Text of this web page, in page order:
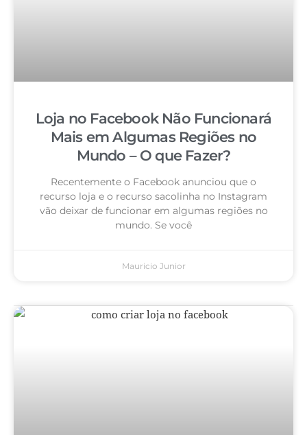
Loja no Facebook Não Funcionará
Mais em Algumas Regiões no
Mundo – O que Fazer?
Recentemente o Facebook anunciou que o
recurso loja e o recurso sacolinha no Instagram
vão deixar de funcionar em algumas regiões no
mundo. Se você
Mauricio Junior